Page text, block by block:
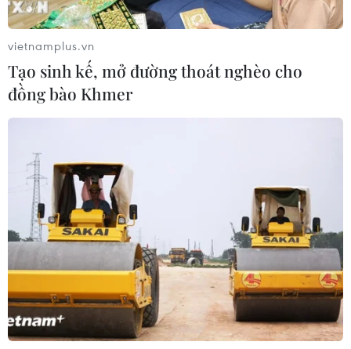
không có khả năng lây ra cộng đồng.
vietnamplus.vn
Tạo sinh kế, mở đường thoát nghèo cho
đồng bào Khmer